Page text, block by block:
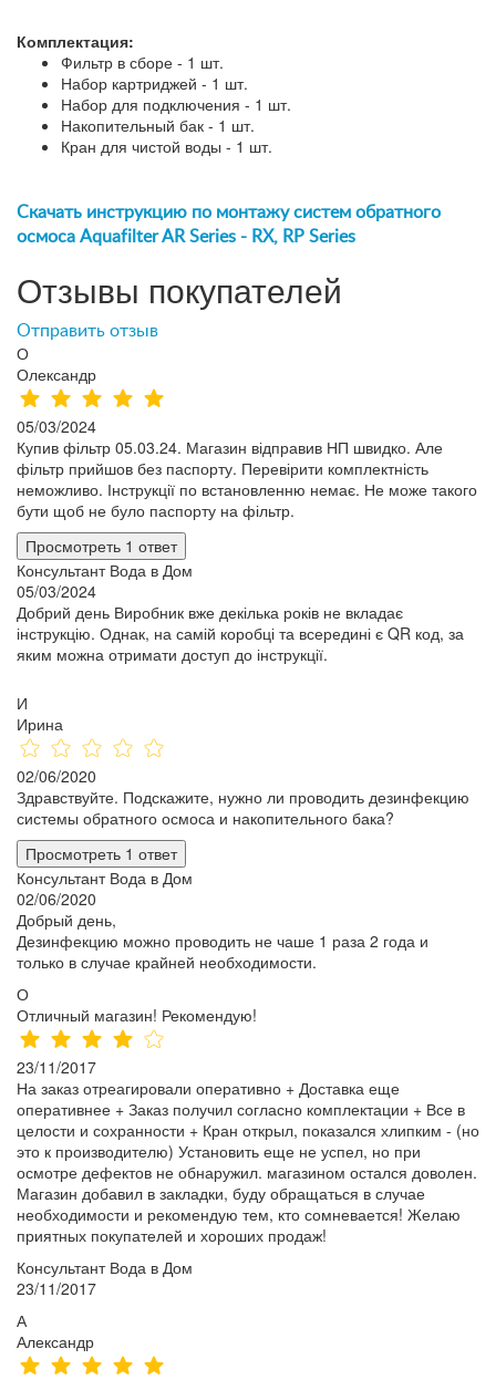
Комплектация:
Фильтр в сборе - 1 шт.
Набор картриджей - 1 шт.
Набор для подключения - 1 шт.
Накопительный бак - 1 шт.
Кран для чистой воды - 1 шт.
Скачать инструкцию по монтажу систем обратного
осмоса Aquafilter AR Series - RX, RP Series
Отзывы покупателей
Отправить отзыв
О
Олександр
05/03/2024
Купив фільтр 05.03.24. Магазин відправив НП швидко. Але
фільтр прийшов без паспорту. Перевірити комплектність
неможливо. Інструкції по встановленню немає. Не може такого
бути щоб не було паспорту на фільтр.
Просмотреть 1 ответ
Консультант Вода в Дом
05/03/2024
Добрий день Виробник вже декілька років не вкладає
інструкцію. Однак, на самій коробці та всередині є QR код, за
яким можна отримати доступ до інструкції.
И
Ирина
02/06/2020
Здравствуйте. Подскажите, нужно ли проводить дезинфекцию
системы обратного осмоса и накопительного бака?
Просмотреть 1 ответ
Консультант Вода в Дом
02/06/2020
Добрый день,
Дезинфекцию можно проводить не чаше 1 раза 2 года и
только в случае крайней необходимости.
О
Отличный магазин! Рекомендую!
23/11/2017
На заказ отреагировали оперативно + Доставка еще
оперативнее + Заказ получил согласно комплектации + Все в
целости и сохранности + Кран открыл, показался хлипким - (но
это к производителю) Установить еще не успел, но при
осмотре дефектов не обнаружил. магазином остался доволен.
Магазин добавил в закладки, буду обращаться в случае
необходимости и рекомендую тем, кто сомневается! Желаю
приятных покупателей и хороших продаж!
Консультант Вода в Дом
23/11/2017
А
Александр